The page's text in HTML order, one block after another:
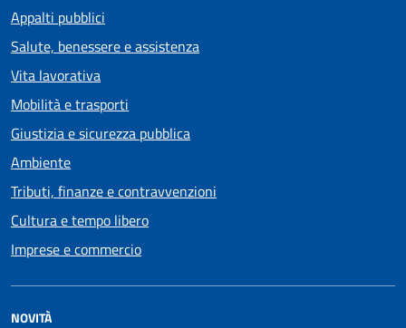
Appalti pubblici
Salute, benessere e assistenza
Vita lavorativa
Mobilità e trasporti
Giustizia e sicurezza pubblica
Ambiente
Tributi, finanze e contravvenzioni
Cultura e tempo libero
Imprese e commercio
NOVITÀ